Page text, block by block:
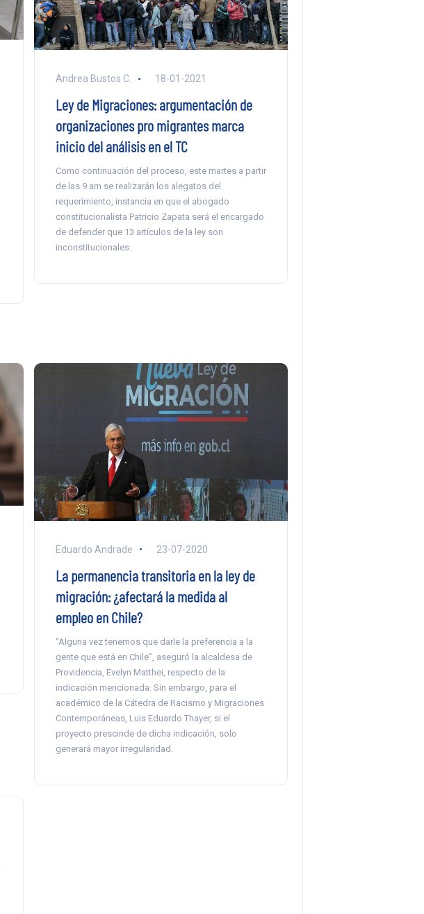
Andrea Bustos C. 18-01-2021
Ley de Migraciones: argumentación de
organizaciones pro migrantes marca
inicio del análisis en el TC
Como continuación del proceso, este martes a partir
de las 9 am se realizarán los alegatos del
requerimiento, instancia en que el abogado
constitucionalista Patricio Zapata será el encargado
de defender que 13 artículos de la ley son
inconstitucionales.
Eduardo Andrade 23-07-2020
La permanencia transitoria en la ley de
migración: ¿afectará la medida al
empleo en Chile?
“Alguna vez tenemos que darle la preferencia a la
gente que está en Chile”, aseguró la alcaldesa de
Providencia, Evelyn Matthei, respecto de la
indicación mencionada. Sin embargo, para el
académico de la Cátedra de Racismo y Migraciones
Contemporáneas, Luis Eduardo Thayer, si el
proyecto prescinde de dicha indicación, solo
generará mayor irregularidad.